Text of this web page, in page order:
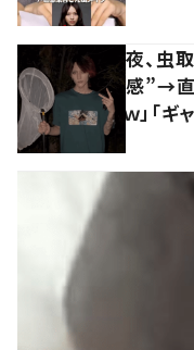
夜、虫
感”→直
ｗ」「ギ